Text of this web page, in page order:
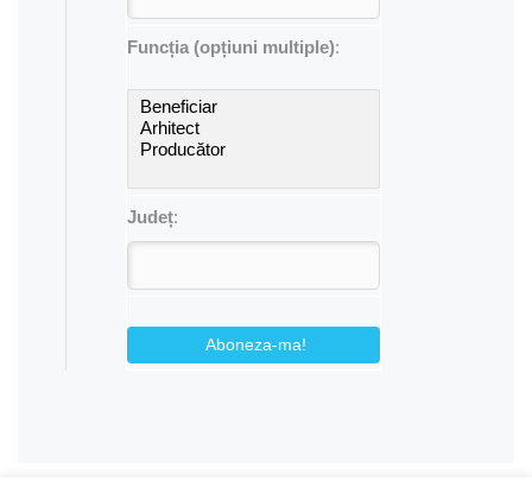
Funcția (opțiuni multiple):
Județ:
Aboneza-ma!